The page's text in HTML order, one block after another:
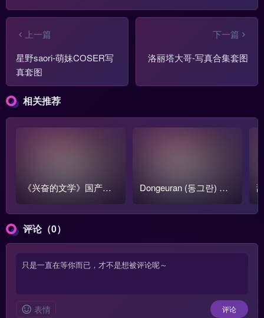
上一篇
星野saori-萌妹COSER写
真套图
下一篇
洛丽塔大哥-写真合集套图
相关推荐
《兴奋的文学》国产跳
蛋阅读1-3季全集【含番
外篇】
Dongeuran (동그란) 写
真COS作品原图合集
评论（0）
表情 评论